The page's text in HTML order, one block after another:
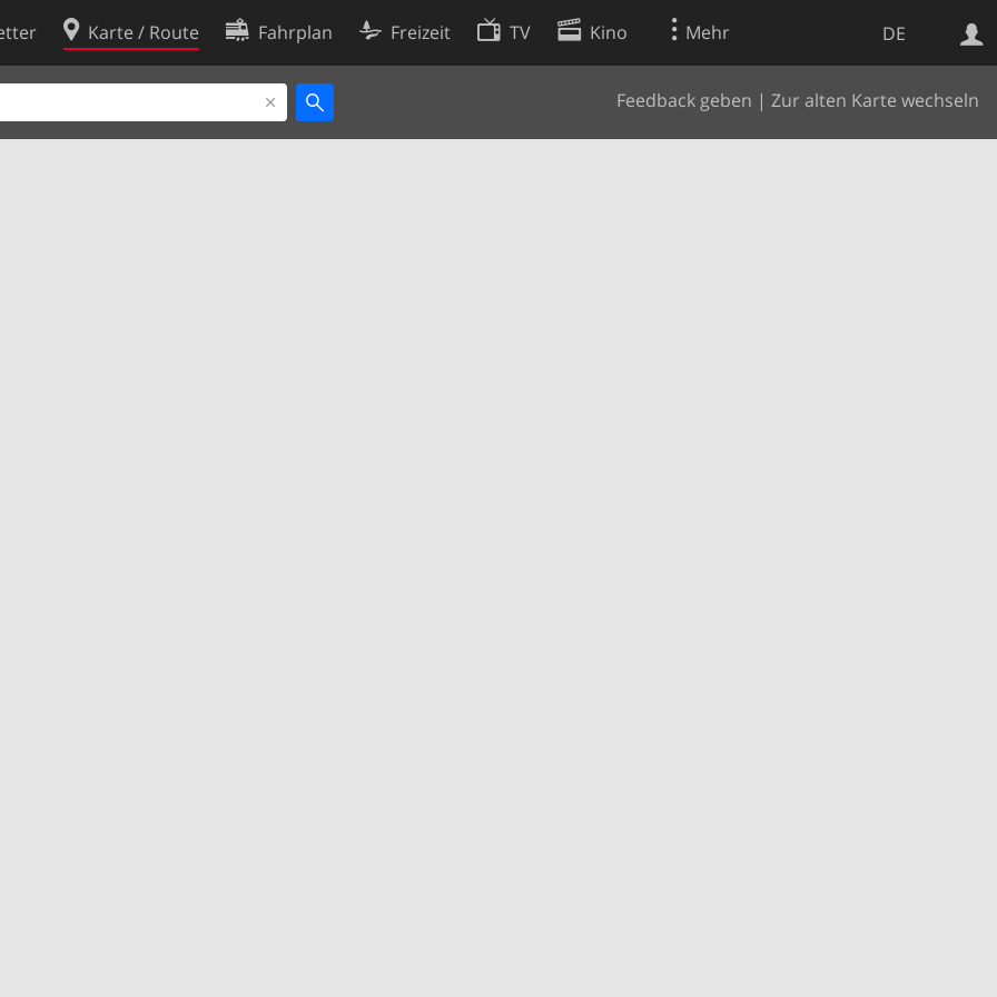
DE
Karte / Route Fahrplan Freizeit TV Kino Mehr
Feedback geben | Zur alten Karte wechseln
Websuche
Cookie-Richtlinie
Cookie-Einstellungen